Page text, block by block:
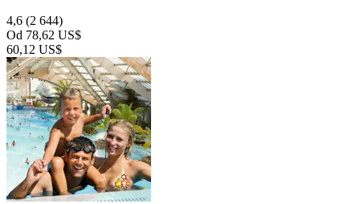
4,6 (2 644)
Od 78,62 US$
60,12 US$